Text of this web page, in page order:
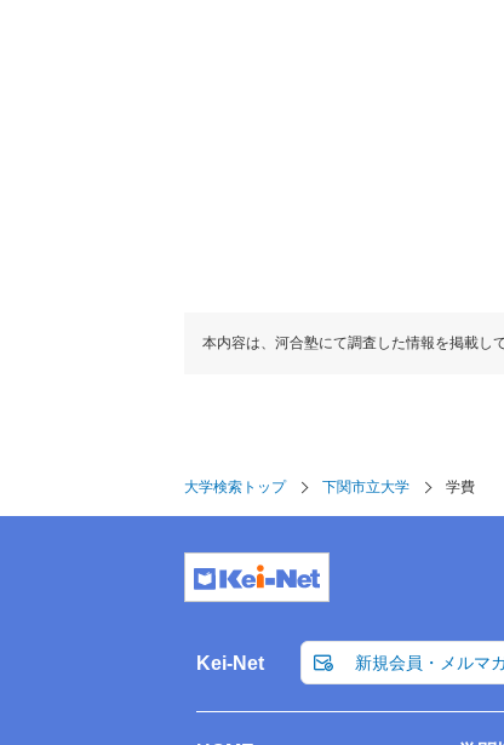
本内容は、河合塾にて調査した情報を掲載し
大学検索トップ 下関市立大学 学費
Kei-Net 新規会員・メルマ